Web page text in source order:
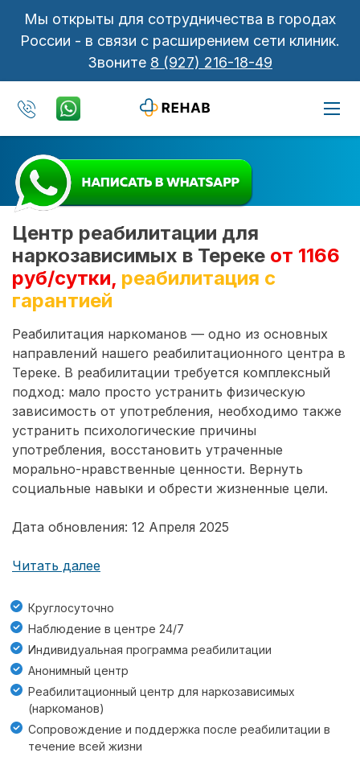
Мы открыты для сотрудничества в городах
России - в связи с расширением сети клиник.
Звоните 8 (927) 216-18-49
Центр реабилитации для
наркозависимых в Тереке от 1166
руб/сутки, реабилитация с
гарантией
Реабилитация наркоманов — одно из основных
направлений нашего реабилитационного центра в
Тереке. В реабилитации требуется комплексный
подход: мало просто устранить физическую
зависимость от употребления, необходимо также
устранить психологические причины
употребления, восстановить утраченные
морально-нравственные ценности. Вернуть
социальные навыки и обрести жизненные цели.
Дата обновления: 12 Апреля 2025
Читать далее
Круглосуточно
Наблюдение в центре 24/7
Индивидуальная программа реабилитации
Анонимный центр
Реабилитационный центр для наркозависимых
(наркоманов)
Сопровождение и поддержка после реабилитации в
течение всей жизни